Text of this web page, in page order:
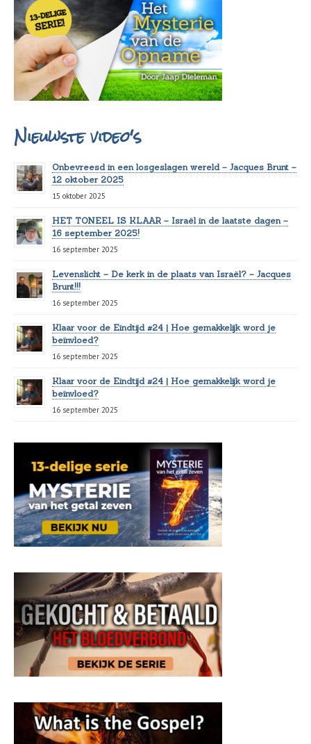
Nieuwste video's
Onbevreesd in een losgeslagen wereld – Jacques Brunt –
12 oktober 2025
15 oktober 2025
HET TONEEL IS KLAAR – Israël in de laatste dagen –
16 september 2025!
16 september 2025
Levenslicht – De kerk in de plaats van Israël? – Jacques
Brunt!!!
16 september 2025
Klaar voor de Eindtijd #24 | Hoe gemakkelijk word je
beïnvloed?
16 september 2025
Klaar voor de Eindtijd #24 | Hoe gemakkelijk word je
beïnvloed?
16 september 2025